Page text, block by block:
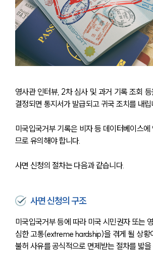
영사관 인터뷰, 2차 심사 및 과거 기록 조회
결정되면 통지서가 발급되고 귀국 조치를 내립
미국입국거부 기록은 비자 등 데이터베이스
므로 유의해야 합니다.
사면 신청의 절차는 다음과 같습니다.
사면 신청의 구조
미국입국거부 등에 따라 미국 시민권자 또는
심한 고통(extreme hardship)을 겪게 될 상황
불허 사유를 공식적으로 면제받는 절차를 밟을